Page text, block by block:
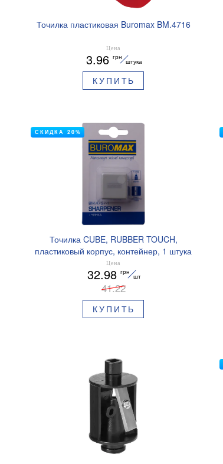
Точилка пластиковая Buromax BM.4716
Цена
3.96 грн
штука
КУПИТЬ
Точилка CUBE, RUBBER TOUCH,
пластиковый корпус, контейнер, 1 штука
(блистер), BUROMAX BM.4757-1
Цена
32.98 грн
шт
41.22
КУПИТЬ
СКИДКА 20%